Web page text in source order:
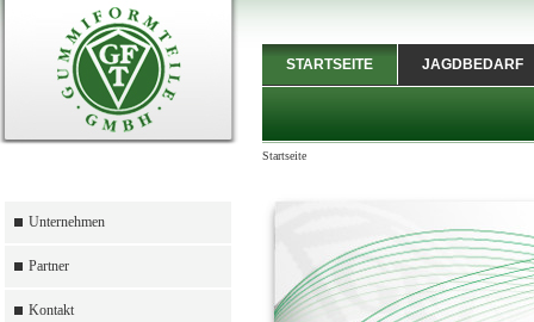
Unternehmen
Partner
Kontakt
STARTSEITE JAGDBEDARF
Startseite